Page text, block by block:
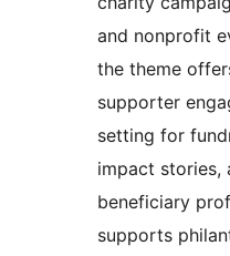
and nonprofit
the theme
supporter
setting for
impact stories,
beneficiary
supports